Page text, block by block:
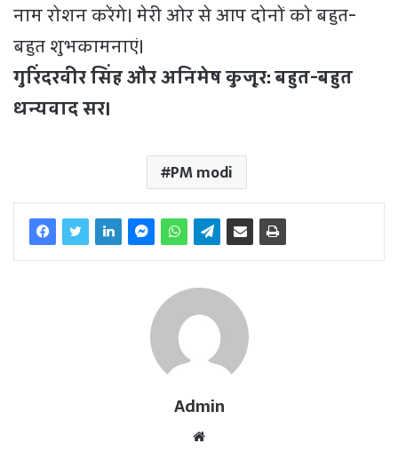
नाम रोशन करेंगे। मेरी ओर से आप दोनों को बहुत-
बहुत शुभकामनाएं।
गुरिंदरवीर सिंह और अनिमेष कुजूर: बहुत-बहुत
धन्यवाद सर।
PM modi
Admin